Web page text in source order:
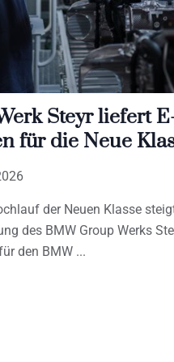
Steyr liefert
für die Neue
der Neuen Klasse
des BMW Group Werks
den BMW